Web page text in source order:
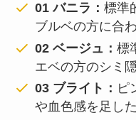
01 バニラ：標準
ブルベの方に合
02 ベージュ：標
エベの方のシミ
03 ブライト： ピ
や血色感を足し